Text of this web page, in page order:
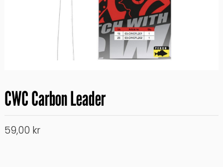
CWC Carbon Leader
59,00 kr